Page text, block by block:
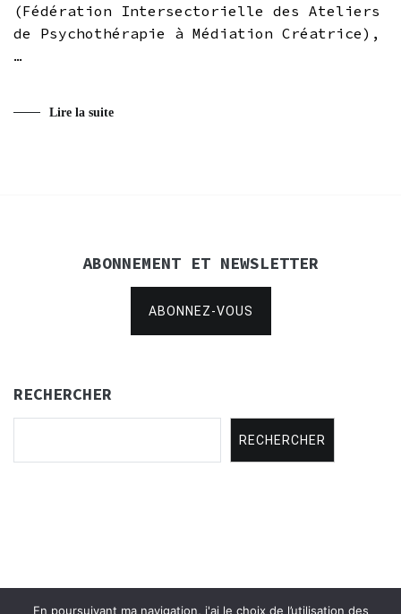
(Fédération Intersectorielle des Ateliers
de Psychothérapie à Médiation Créatrice),
…
Lire la suite
ABONNEMENT ET NEWSLETTER
ABONNEZ-VOUS
RECHERCHER
RECHERCHER
En poursuivant ma navigation, j'ai le choix de l’utilisation des